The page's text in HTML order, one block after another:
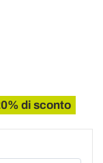
di sconto